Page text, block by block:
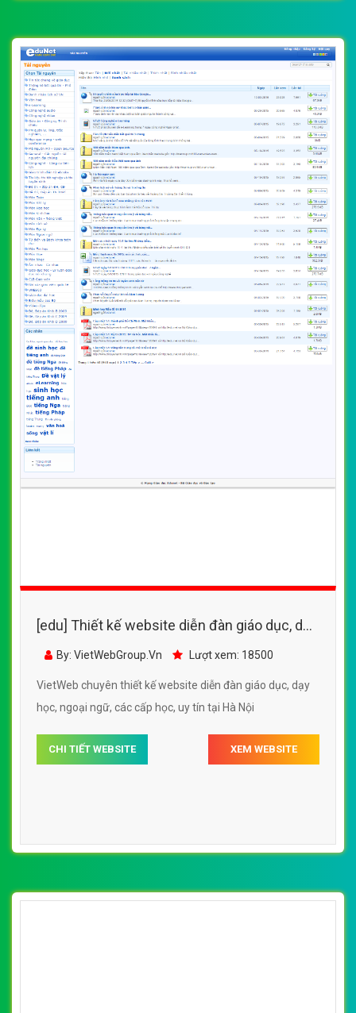
[edu] Thiết kế website diễn đàn giáo dục, dạy
học, ngoại ngữ, các cấp học
By: VietWebGroup.Vn Lượt xem: 18500
VietWeb chuyên thiết kế website diễn đàn giáo dục, dạy
học, ngoại ngữ, các cấp học, uy tín tại Hà Nội
CHI TIẾT WEBSITE XEM WEBSITE